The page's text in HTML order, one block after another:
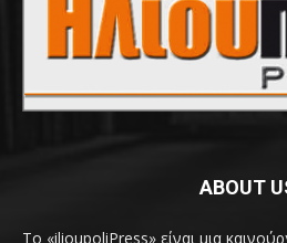
ABOUT
Το «ilioupoliPress» είναι μια